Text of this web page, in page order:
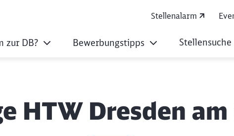
Stellenalarm
zur DB? Bewerbungstipps Stellensuche
HTW Dresden am